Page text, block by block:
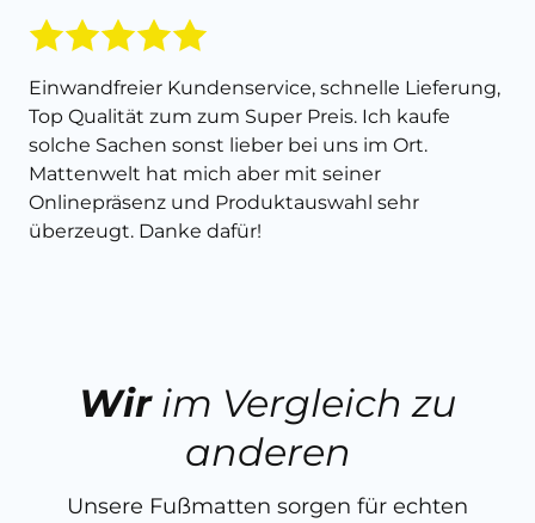
Einwandfreier Kundenservice, schnelle Lieferung,
Top Qualität zum zum Super Preis. Ich kaufe
solche Sachen sonst lieber bei uns im Ort.
Mattenwelt hat mich aber mit seiner
Onlinepräsenz und Produktauswahl sehr
überzeugt. Danke dafür!
Wirim Vergleich zu
anderen
Unsere Fußmatten sorgen für echten